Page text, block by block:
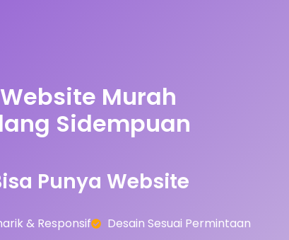
Murah
Sidempuan
Punya Website
& Responsif Desain Sesuai Permintaan